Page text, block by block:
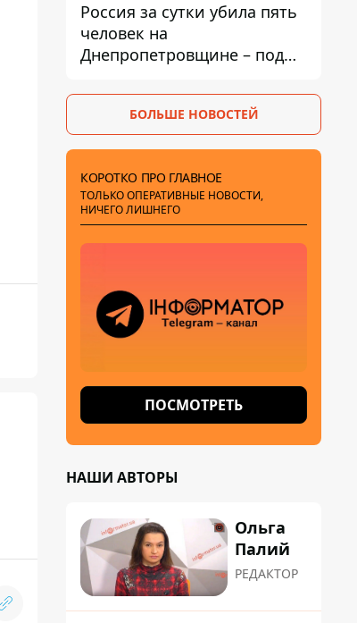
Россия за сутки убила пять
человек на
Днепропетровщине – под
районов области
БОЛЬШЕ НОВОСТЕЙ
КОРОТКО ПРО ГЛАВНОЕ
ТОЛЬКО ОПЕРАТИВНЫЕ НОВОСТИ,
НИЧЕГО ЛИШНЕГО
ПОСМОТРЕТЬ
НАШИ АВТОРЫ
Ольга
Палий
РЕДАКТОР